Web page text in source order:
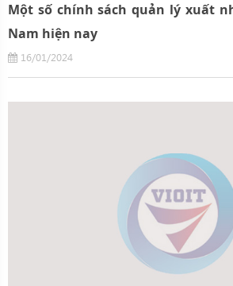
Một số chính sách quản lý xuất
Nam hiện nay
16/01/2024